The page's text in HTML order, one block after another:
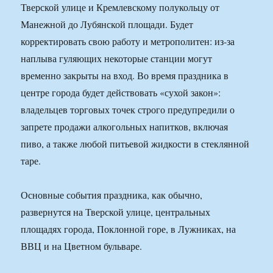
Тверской улице и Кремлевскому полукольцу от
Манежной до Лубянской площади. Будет
корректировать свою работу и метрополитен: из-за
наплыва гуляющих некоторые станции могут
временно закрыты на вход. Во время праздника в
центре города будет действовать «сухой закон»:
владельцев торговых точек строго предупредили о
запрете продажи алкогольных напитков, включая
пиво, а также любой питьевой жидкости в стеклянной
таре.
Основные события праздника, как обычно,
развернутся на Тверской улице, центральных
площадях города, Поклонной горе, в Лужниках, на
ВВЦ и на Цветном бульваре.